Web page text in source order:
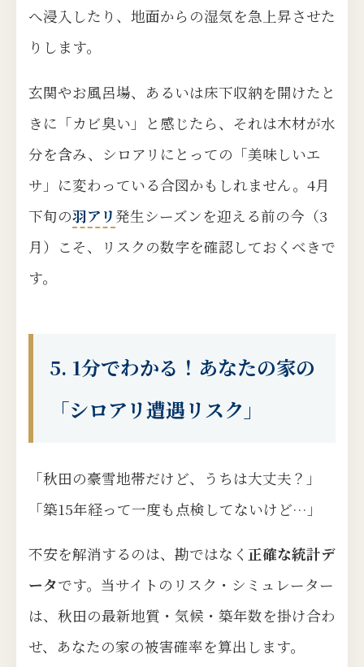
へ浸入したり、地面からの湿気を急上昇させた
りします。
玄関やお風呂場、あるいは床下収納を開けたと
きに「カビ臭い」と感じたら、それは木材が水
分を含み、シロアリにとっての「美味しいエ
サ」に変わっている合図かもしれません。4月
下旬の羽アリ発生シーズンを迎える前の今（3
月）こそ、リスクの数字を確認しておくべきで
す。
5. 1分でわかる！あなたの家の
「シロアリ遭遇リスク」
「秋田の豪雪地帯だけど、うちは大丈夫？」
「築15年経って一度も点検してないけど…」
不安を解消するのは、勘ではなく 正確な統計デ
ータです。当サイトのリスク・シミュレーター
は、秋田の最新地質・気候・築年数を掛け合わ
せ、あなたの家の被害確率を算出します。